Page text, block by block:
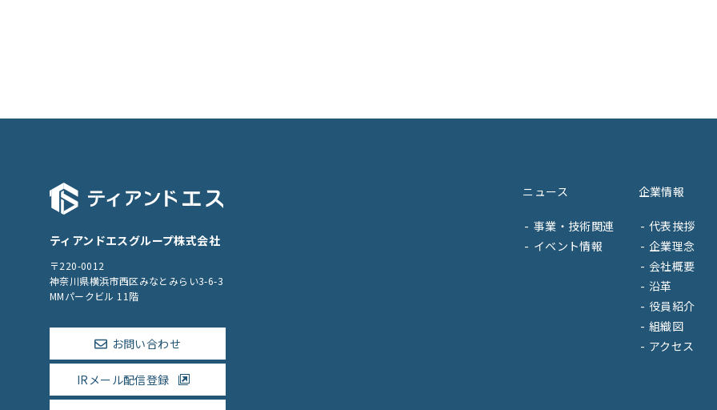
ティアンドエスグループ株式会社
〒220-0012
神奈川県横浜市西区みなとみらい3-6-3
MMパークビル 11階
お問い合わせ
IRメール配信登録
ニュース
事業・技術関連
イベント情報
企業情報
代表挨拶
企業理念
会社概要
沿革
役員紹介
組織図
アクセス